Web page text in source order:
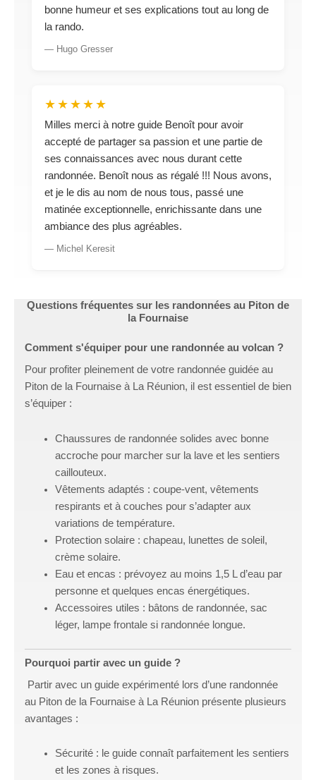
bonne humeur et ses explications tout au long de
la rando.
— Hugo Gresser
★★★★★
Milles merci à notre guide Benoît pour avoir
accepté de partager sa passion et une partie de
ses connaissances avec nous durant cette
randonnée. Benoît nous as régalé !!! Nous avons,
et je le dis au nom de nous tous, passé une
matinée exceptionnelle, enrichissante dans une
ambiance des plus agréables.
— Michel Keresit
Questions fréquentes sur les randonnées au Piton de
la Fournaise
Comment s'équiper pour une randonnée au volcan ?
Pour profiter pleinement de votre randonnée guidée au
Piton de la Fournaise à La Réunion, il est essentiel de bien
s’équiper :
Chaussures de randonnée solides avec bonne
accroche pour marcher sur la lave et les sentiers
caillouteux.
Vêtements adaptés : coupe-vent, vêtements
respirants et à couches pour s’adapter aux
variations de température.
Protection solaire : chapeau, lunettes de soleil,
crème solaire.
Eau et encas : prévoyez au moins 1,5 L d’eau par
personne et quelques encas énergétiques.
Accessoires utiles : bâtons de randonnée, sac
léger, lampe frontale si randonnée longue.
Pourquoi partir avec un guide ?
Partir avec un guide expérimenté lors d’une randonnée
au Piton de la Fournaise à La Réunion présente plusieurs
avantages :
Sécurité : le guide connaît parfaitement les sentiers
et les zones à risques.